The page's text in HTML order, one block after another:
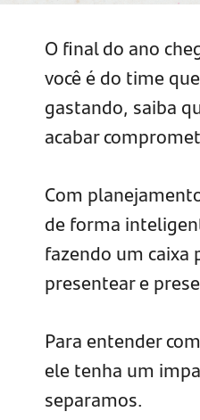
O final do ano
você é do time
gastando, saiba
acabar
Com
de forma
fazendo um caixa
presentear e
Para entender
ele tenha um
separamos.